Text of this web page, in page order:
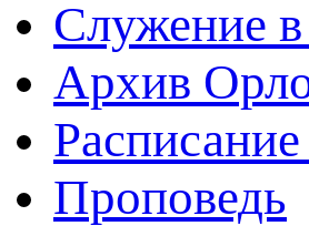
Служение
Архив
Проповедь